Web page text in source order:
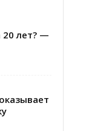
20 лет? —